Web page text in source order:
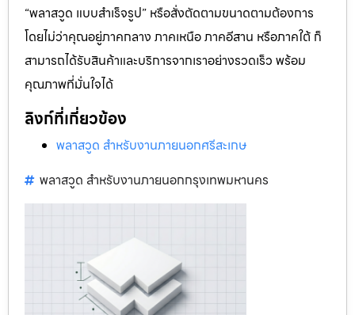
“พลาสวูด แบบสำเร็จรูป” หรือสั่งตัดตามขนาดตามต้องการ
โดยไม่ว่าคุณอยู่ภาคกลาง ภาคเหนือ ภาคอีสาน หรือภาคใต้ ก็
สามารถได้รับสินค้าและบริการจากเราอย่างรวดเร็ว พร้อม
คุณภาพที่มั่นใจได้
ลิงก์ที่เกี่ยวข้อง
พลาสวูด สำหรับงานภายนอกศรีสะเกษ
พลาสวูด สำหรับงานภายนอกกรุงเทพมหานคร